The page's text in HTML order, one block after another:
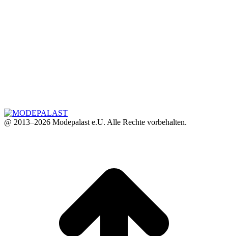
@ 2013–2026 Modepalast e.U. Alle Rechte vorbehalten.